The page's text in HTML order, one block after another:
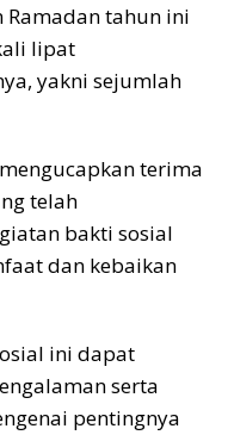
tahun ini
lipat
yakni sejumlah
terima
telah
bakti sosial
dan kebaikan
ini dapat
serta
pentingnya